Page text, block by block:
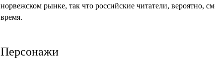
норвежском рынке, так что российские читатели, вероятно,
время.
Персонажи